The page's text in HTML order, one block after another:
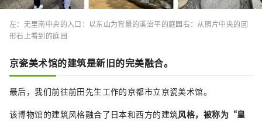
左：无里南中央的入口：以东山为背景的溪治平的庭园右：从照片中央的圆
形石上看到的庭园
京瓷美术馆的建筑是新旧的完美融合。
最后，我们前往前田先生工作的京都市立京瓷美术馆。
该博物馆的建筑风格融合了日本和西方的建筑风格，被称为“皇